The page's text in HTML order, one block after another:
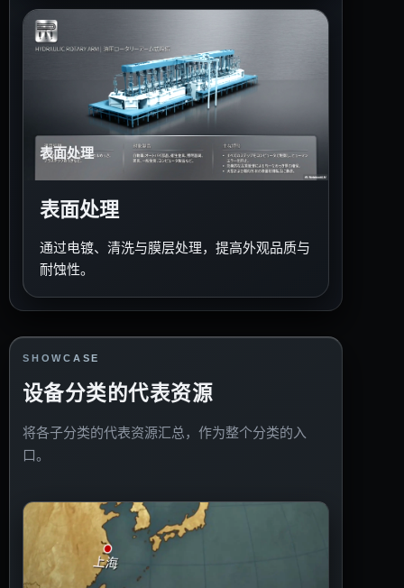
表面处理
表面处理
通过电镀、清洗与膜层处理，提高外观品质与
耐蚀性。
SHOWCASE
设备分类的代表资源
将各子分类的代表资源汇总，作为整个分类的入
口。